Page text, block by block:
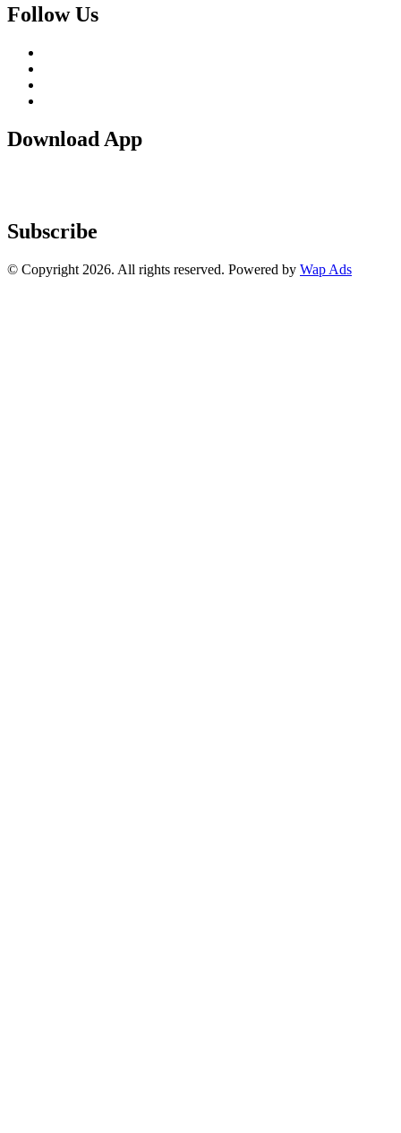
Follow Us
Download App
Subscribe
© Copyright 2026. All rights reserved. Powered by Wap Ads